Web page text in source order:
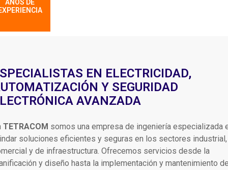
AÑOS DE
EN ELECTRICIDAD,
Y SEGURIDAD
AVANZADA
TETRACOM somos una empresa de ingeniería especializada
soluciones eficientes y seguras en los sectores industrial,
y de infraestructura. Ofrecemos servicios desde la
y diseño hasta la implementación y mantenimiento